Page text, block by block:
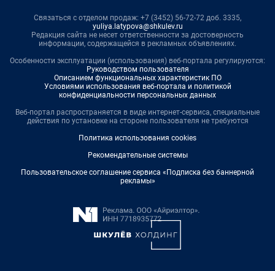
Связаться с отделом продаж: +7 (3452) 56-72-72 доб. 3335,
yuliya.latypova@shkulev.ru
Редакция сайта не несет ответственности за достоверность
информации, содержащейся в рекламных объявлениях.
Особенности эксплуатации (использования) веб-портала регулируются:
Руководством пользователя
Описанием функциональных характеристик ПО
Условиями использования веб-портала и политикой
конфиденциальности персональных данных
Веб-портал распространяется в виде интернет-сервиса, специальные
действия по установке на стороне пользователя не требуются
Политика использования cookies
Рекомендательные системы
Пользовательское соглашение сервиса «Подписка без баннерной
рекламы»